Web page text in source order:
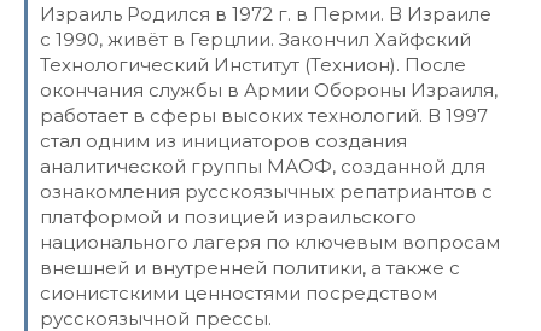
Израиль Родился в 1972 г. в Перми. В Израиле
с 1990, живёт в Герцлии. Закончил Хайфский
Технологический Институт (Технион). После
окончания службы в Армии Обороны Израиля,
работает в сферы высоких технологий. В 1997
стал одним из инициаторов создания
аналитической группы МАОФ, созданной для
ознакомления русскоязычных репатриантов с
платформой и позицией израильского
национального лагеря по ключевым вопросам
внешней и внутренней политики, а также с
сионистскими ценностями посредством
русскоязычной прессы.